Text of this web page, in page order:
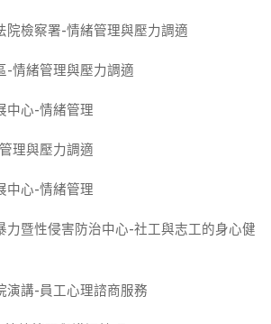
院檢察署-情緒管理與壓力調適
-情緒管理與壓力調適
中心-情緒管理
理與壓力調適
中心-情緒管理
力暨性侵害防治中心-社工與志工的身心健
演講-員工心理諮商服務